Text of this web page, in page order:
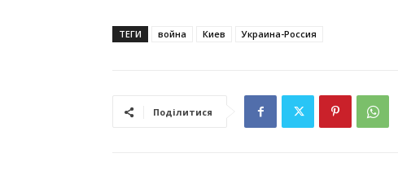
ТЕГИ война Киев Украина-Россия
Поділитися